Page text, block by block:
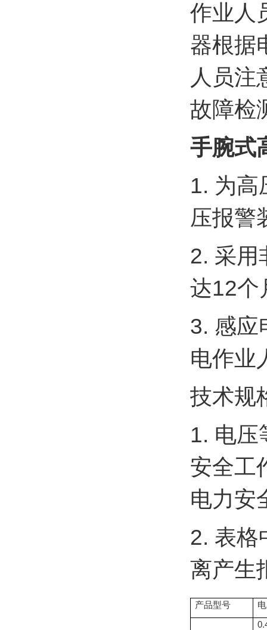
作业人
器根据
人员注
故障检
手腕式
1. 为高
压报警
2. 采用
达12个
3. 感应
电作业
技术规
1. 电压
安全工
电力安
2. 表格
离产生
产品型号